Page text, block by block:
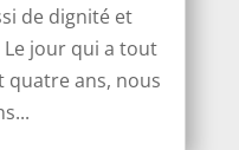
de dignité et
Le jour qui a tout
quatre ans, nous